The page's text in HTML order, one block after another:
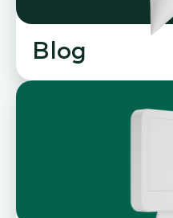
Blog